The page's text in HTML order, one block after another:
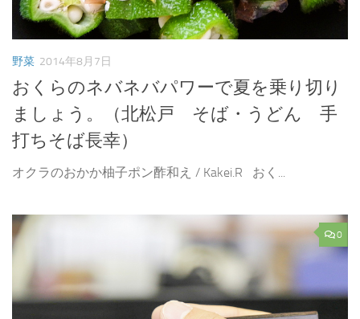
野菜 2014年8月7日
おくらのネバネバパワーで夏を乗り切り
ましょう。（北松戸 そば・うどん 手
打ちそば長幸）
オクラのおかか柚子ポン酢和え / Kakei.R おく...
0